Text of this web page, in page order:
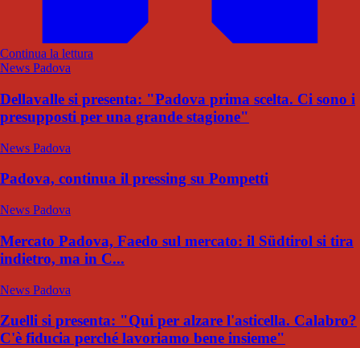
Continua la lettura
News Padova
Dellavalle si presenta: "Padova prima scelta. Ci sono i
presupposti per una grande stagione"
News Padova
Padova, continua il pressing su Pompetti
News Padova
Mercato Padova, Faedo sul mercato: il Südtirol si tira
indietro, ma in C...
News Padova
Zuelli si presenta: "Qui per alzare l'asticella. Calabro?
C'è fiducia perché lavoriamo bene insieme"